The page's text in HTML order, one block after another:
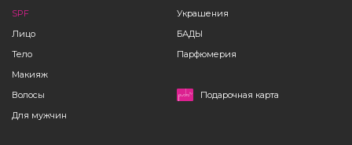
SPF
Лицо
Тело
Макияж
Волосы
Для мужчин
Украшения
БАДЫ
Парфюмерия
Подарочная карта